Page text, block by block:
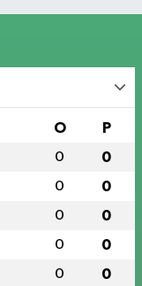
O P
0 0
0 0
0 0
0 0
0 0